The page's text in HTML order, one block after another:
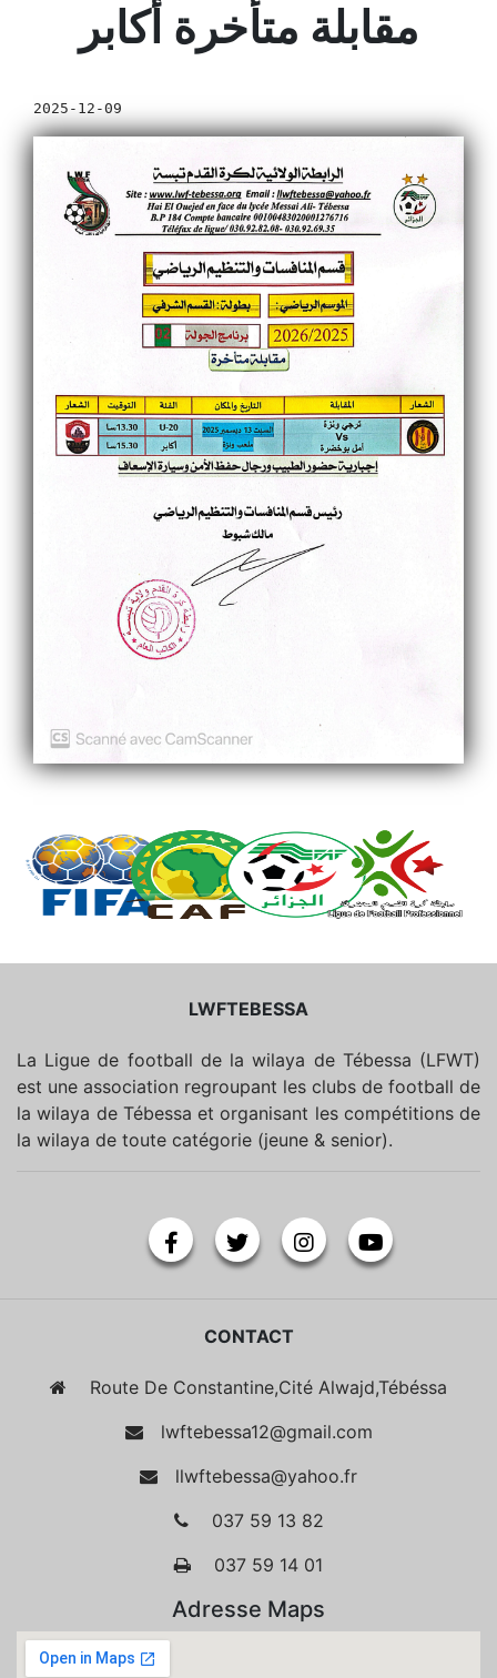
مقابلة متأخرة أكابر
2025-12-09
LWFTEBESSA
La Ligue de football de la wilaya de Tébessa (LFWT)
est une association regroupant les clubs de football de
la wilaya de Tébessa et organisant les compétitions de
la wilaya de toute catégorie (jeune & senior).
CONTACT
Route De Constantine,Cité Alwajd,Tébéssa
lwftebessa12@gmail.com
llwftebessa@yahoo.fr
037 59 13 82
037 59 14 01
Adresse Maps